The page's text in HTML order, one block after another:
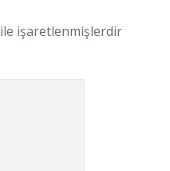
ile işaretlenmişlerdir